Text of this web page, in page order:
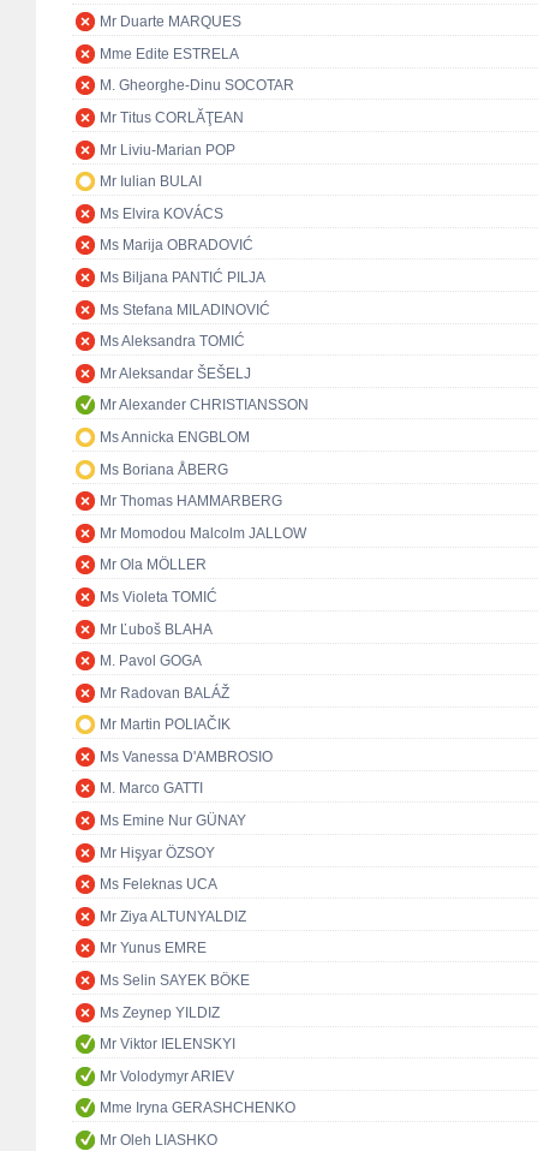
Mr Duarte MARQUES
Mme Edite ESTRELA
M. Gheorghe-Dinu SOCOTAR
Mr Titus CORLĂŢEAN
Mr Liviu-Marian POP
Mr Iulian BULAI
Ms Elvira KOVÁCS
Ms Marija OBRADOVIĆ
Ms Biljana PANTIĆ PILJA
Ms Stefana MILADINOVIĆ
Ms Aleksandra TOMIĆ
Mr Aleksandar ŠEŠELJ
Mr Alexander CHRISTIANSSON
Ms Annicka ENGBLOM
Ms Boriana ÅBERG
Mr Thomas HAMMARBERG
Mr Momodou Malcolm JALLOW
Mr Ola MÖLLER
Ms Violeta TOMIĆ
Mr Ľuboš BLAHA
M. Pavol GOGA
Mr Radovan BALÁŽ
Mr Martin POLIAČIK
Ms Vanessa D'AMBROSIO
M. Marco GATTI
Ms Emine Nur GÜNAY
Mr Hişyar ÖZSOY
Ms Feleknas UCA
Mr Ziya ALTUNYALDIZ
Mr Yunus EMRE
Ms Selin SAYEK BÖKE
Ms Zeynep YILDIZ
Mr Viktor IELENSKYI
Mr Volodymyr ARIEV
Mme Iryna GERASHCHENKO
Mr Oleh LIASHKO